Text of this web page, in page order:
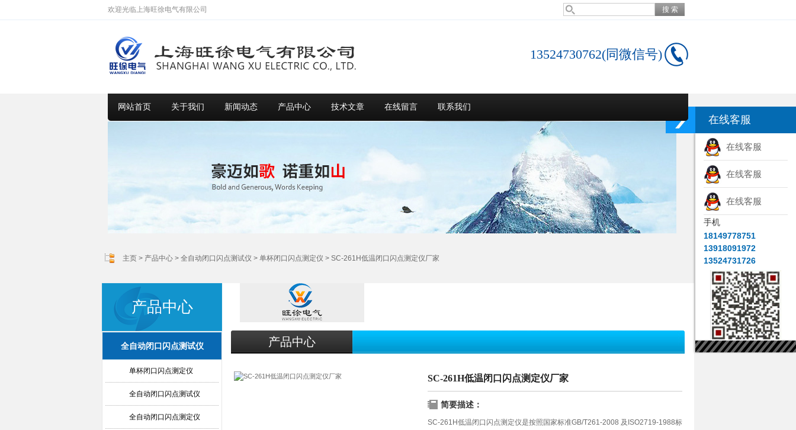
欢迎光临上海旺徐电气有限公司
13524730762(同微信号)
网站首页 关于我们 新闻动态 产品中心 技术文章 在线留言 联系我们
主页 > 产品中心 > 全自动闭口闪点测试仪 > 单杯闭口闪点测定仪 > SC-261H低温闭口闪点测定仪厂家
产品中心
全自动闭口闪点测试仪
单杯闭口闪点测定仪
全自动闭口闪点测试仪
全自动闭口闪点测定仪
产品中心
SC-261H低温闭口闪点测定仪厂家
简要描述：
SC-261H低温闭口闪点测定仪是按照国家标准GB/T261-2008 及ISO2719-1988标
在线客服
在线客服
在线客服
在线客服
手机
18149778751
13918091972
13524731726